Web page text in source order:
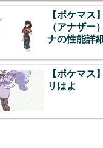
【ポケマス
（アナザー
ナの性能詳
【ポケマス
リはよ